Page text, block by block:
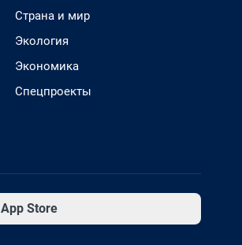
Страна и мир
Экология
Экономика
Спецпроекты
App Store